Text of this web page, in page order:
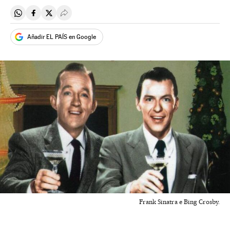
Compartir en Whatsapp
Compartir en Facebook
Compartir en Twitter
Desplegar Redes Sociales
Añadir EL PAÍS en Google
Frank Sinatra e Bing Crosby.